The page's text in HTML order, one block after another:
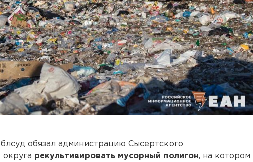
обязал администрацию Сысертского
округа рекультивировать мусорный полигон, на котором